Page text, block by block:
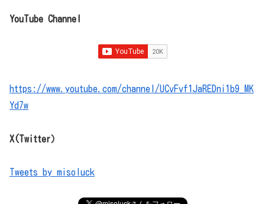
YouTube Channel
https://www.youtube.com/channel/UCvFvf1JaREDni1b9_MK
Yd7w
X(Twitter）
Tweets by misoluck